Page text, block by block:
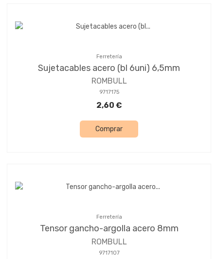
Ferretería
Sujetacables acero (bl 6uni) 6,5mm
ROMBULL
9717175
2,60 €
Comprar
Ferretería
Tensor gancho-argolla acero 8mm
ROMBULL
9717107